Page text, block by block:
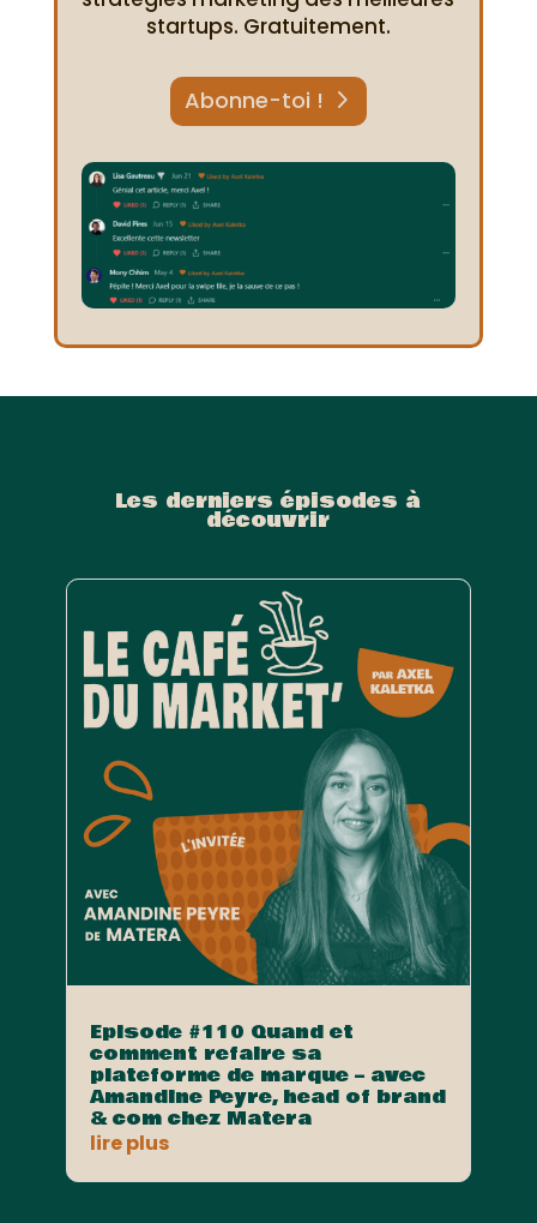
startups. Gratuitement.
Abonne-toi !
Les derniers épisodes à
découvrir
Episode #110 Quand et
comment refaire sa
plateforme de marque – avec
Amandine Peyre, head of brand
& com chez Matera
lire plus